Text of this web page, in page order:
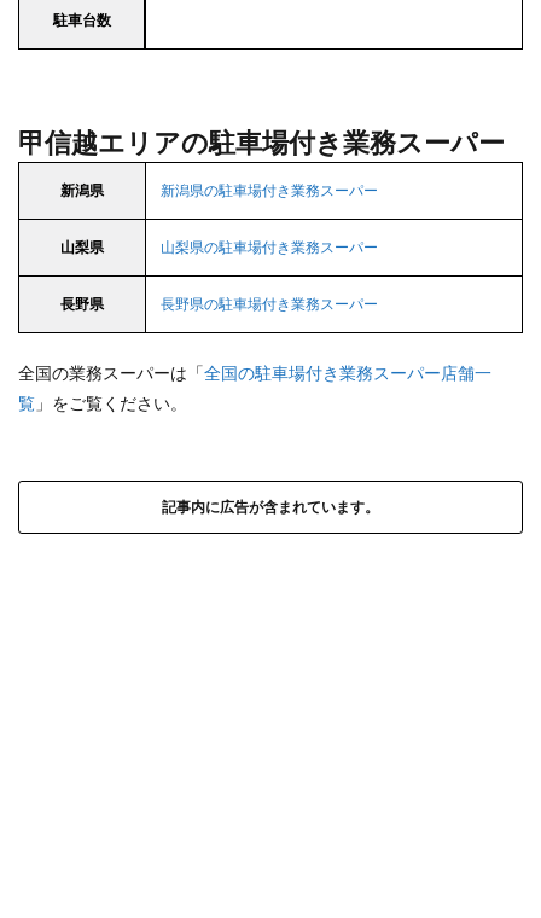
駐車台数
甲信越エリアの駐車場付き業務スーパー
新潟県 新潟県の駐車場付き業務スーパー
山梨県 山梨県の駐車場付き業務スーパー
長野県 長野県の駐車場付き業務スーパー
全国の業務スーパーは「全国の駐車場付き業務スーパー店舗一
覧 」をご覧ください。
記事内に広告が含まれています。